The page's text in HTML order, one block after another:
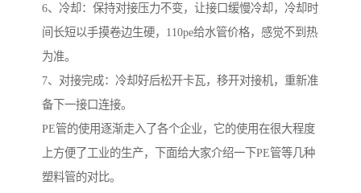
6、冷却：保持对接压力不变，让接口缓慢冷却，冷却时
间长短以手摸卷边生硬，110pe给水管价格，感觉不到热
为准。
7、对接完成：冷却好后松开卡瓦，移开对接机，重新准
备下一接口连接。
PE管的使用逐渐走入了各个企业，它的使用在很大程度
上方便了工业的生产，下面给大家介绍一下PE管等几种
塑料管的对比。